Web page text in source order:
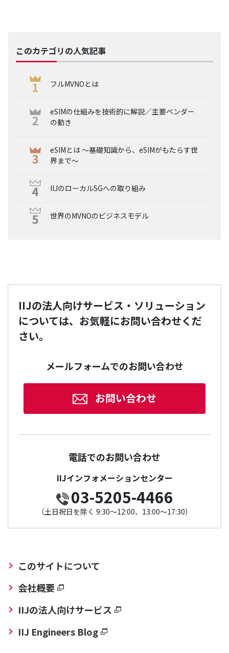
このカテゴリの人気記事
フルMVNOとは
eSIMの仕組みを技術的に解説／主要ベンダー
の動き
eSIMとは ～基礎知識から、eSIMがもたらす世
界まで～
IIJのローカル5Gへの取り組み
世界のMVNOのビジネスモデル
IIJの法人向けサービス・ソリューション
については、お気軽にお問い合わせくだ
さい。
メールフォームでのお問い合わせ
お問い合わせ
電話でのお問い合わせ
IIJインフォメーションセンター
03-5205-4466
（土日祝日を除く 9:30～12:00、13:00～17:30）
このサイトについて
会社概要
IIJの法人向けサービス
IIJ Engineers Blog